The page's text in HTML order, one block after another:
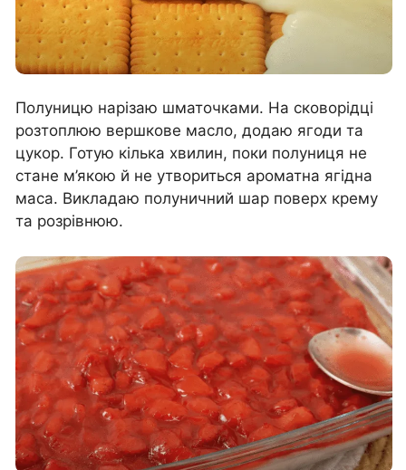
Полуницю нарізаю шматочками. На сковорідці
розтоплюю вершкове масло, додаю ягоди та
цукор. Готую кілька хвилин, поки полуниця не
стане м’якою й не утвориться ароматна ягідна
маса. Викладаю полуничний шар поверх крему
та розрівнюю.